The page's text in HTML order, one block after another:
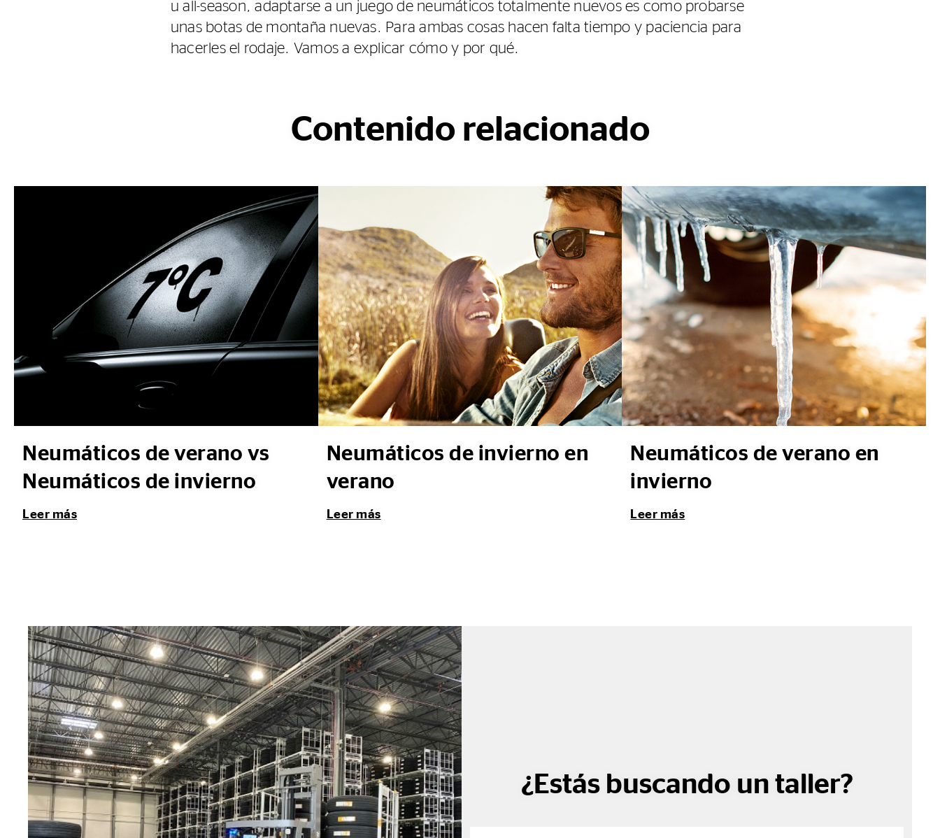
u all-season, adaptarse a un juego de neumáticos totalmente nuevos es como probarse
unas botas de montaña nuevas. Para ambas cosas hacen falta tiempo y paciencia para
hacerles el rodaje. Vamos a explicar cómo y por qué.
Contenido relacionado
Neumáticos de verano vs
Neumáticos de invierno
Leer más
Neumáticos de invierno en
verano
Leer más
Neumáticos de verano en
invierno
Leer más
¿Estás buscando un taller?